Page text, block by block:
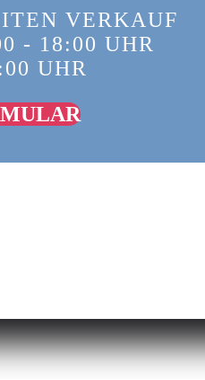
VERKAUF
- 18:00 UHR
UHR